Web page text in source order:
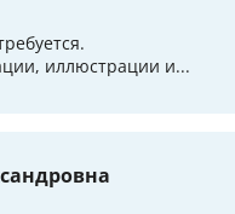
иллюстрации и...